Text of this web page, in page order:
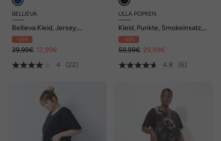
BELLIEVA
Bellieva Kleid, Jersey,
Halbarm, seitliche Raffung,
Biobaumwolle, GOTS
- 55%
39,99€ 17,99€
4
(22)
ULLA POPKEN
Kleid, Punkte, Smokeinsatz,
V-Ausschnitt, Halbarm
- 50%
59,99€ 29,99€
4.8
(6)